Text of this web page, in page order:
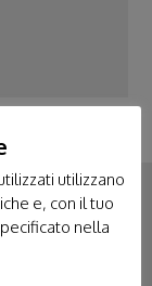
utilizzano
e, con il tuo
nella